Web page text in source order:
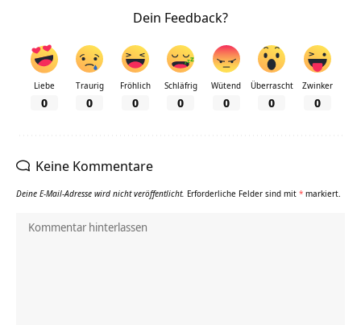
Dein Feedback?
Liebe
0
Traurig
0
Fröhlich
0
Schläfrig
0
Wütend
0
Überrascht
0
Zwinker
0
Keine Kommentare
Deine E-Mail-Adresse wird nicht veröffentlicht. Erforderliche Felder sind mit * markiert.